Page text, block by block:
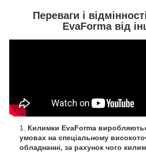
Переваги і
EvaForma від
Килимки EvaForma
умовах на спеціальному
обладнанні, за рахунок чого